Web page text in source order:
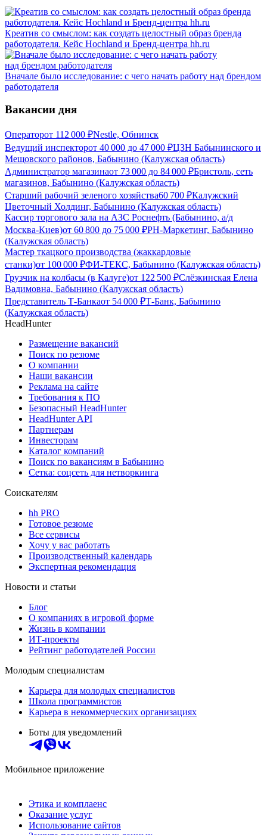
Креатив со смыслом: как создать целостный образ бренда
работодателя. Кейс Hochland и Бренд-центра hh.ru
Вначале было исследование: с чего начать работу над брендом
работодателя
Вакансии дня
Операторот 112 000 ₽Nestle, Обнинск
Ведущий инспекторот 40 000 до 47 000 ₽ЦЗН Бабынинского и
Мещовского районов, Бабынино (Калужская область)
Администратор магазинаот 73 000 до 84 000 ₽Бристоль, сеть
магазинов, Бабынино (Калужская область)
Старший рабочий зеленого хозяйства60 700 ₽Калужский
Цветочный Холдинг, Бабынино (Калужская область)
Кассир торгового зала на АЗС Роснефть (Бабынино, а/д
Москва-Киев)от 60 800 до 75 000 ₽РН-Маркетинг, Бабынино
(Калужская область)
Мастер ткацкого производства (жаккардовые
станки)от 100 000 ₽ФИ-ТЕКС, Бабынино (Калужская область)
Грузчик на колбасы (в Калуге)от 122 500 ₽Слёзкинская Елена
Вадимовна, Бабынино (Калужская область)
Представитель Т-Банкаот 54 000 ₽Т-Банк, Бабынино
(Калужская область)
HeadHunter
Размещение вакансий
Поиск по резюме
О компании
Наши вакансии
Реклама на сайте
Требования к ПО
Безопасный HeadHunter
HeadHunter API
Партнерам
Инвесторам
Каталог компаний
Поиск по вакансиям в Бабынино
Сетка: соцсеть для нетворкинга
Соискателям
hh PRO
Готовое резюме
Все сервисы
Хочу у вас работать
Производственный календарь
Экспертная рекомендация
Новости и статьи
Блог
О компаниях в игровой форме
Жизнь в компании
ИТ-проекты
Рейтинг работодателей России
Молодым специалистам
Карьера для молодых специалистов
Школа программистов
Карьера в некоммерческих организациях
Боты для уведомлений
Мобильное приложение
Этика и комплаенс
Оказание услуг
Использование сайтов